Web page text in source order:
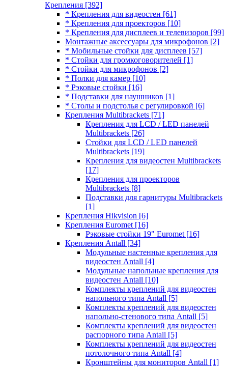
Крепления [392]
* Крепления для видеостен [61]
* Крепления для проекторов [10]
* Крепления для дисплеев и телевизоров [99]
Монтажные аксессуары для микрофонов [2]
* Мобильные стойки для дисплеев [57]
* Стойки для громкоговорителей [1]
* Стойки для микрофонов [2]
* Полки для камер [10]
* Рэковые стойки [16]
* Подставки для наушников [1]
* Столы и подстолья с регулировкой [6]
Крепления Multibrackets [71]
Крепления для LCD / LED панелей
Multibrackets [26]
Стойки для LCD / LED панелей
Multibrackets [19]
Крепления для видеостен Multibrackets
[17]
Крепления для проекторов
Multibrackets [8]
Подставки для гарнитуры Multibrackets
[1]
Крепления Hikvision [6]
Крепления Euromet [16]
Рэковые стойки 19" Euromet [16]
Крепления Antall [34]
Модульные настенные крепления для
видеостен Antall [4]
Модульные напольные крепления для
видеостен Antall [10]
Комплекты креплений для видеостен
напольного типа Antall [5]
Комплекты креплений для видеостен
напольно-стенового типа Antall [5]
Комплекты креплений для видеостен
распорного типа Antall [5]
Комплекты креплений для видеостен
потолочного типа Antall [4]
Кронштейны для мониторов Antall [1]